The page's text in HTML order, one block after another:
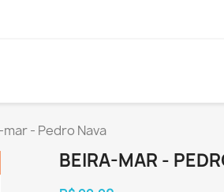
- Pedro Nava
BEIRA-MAR -